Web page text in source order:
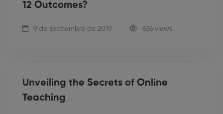
12 Outcomes?
9 de septiembre de 2019 636 views
Unveiling the Secrets of Online
Teaching